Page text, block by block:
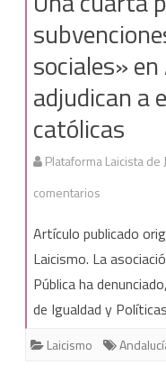
sociales»
adjudican a
católicas
Plataforma Laicista de
comentarios
cuarta
parte
de
las
Artículo publicado
Laicismo. La
Pública ha
de Igualdad y
Laicismo